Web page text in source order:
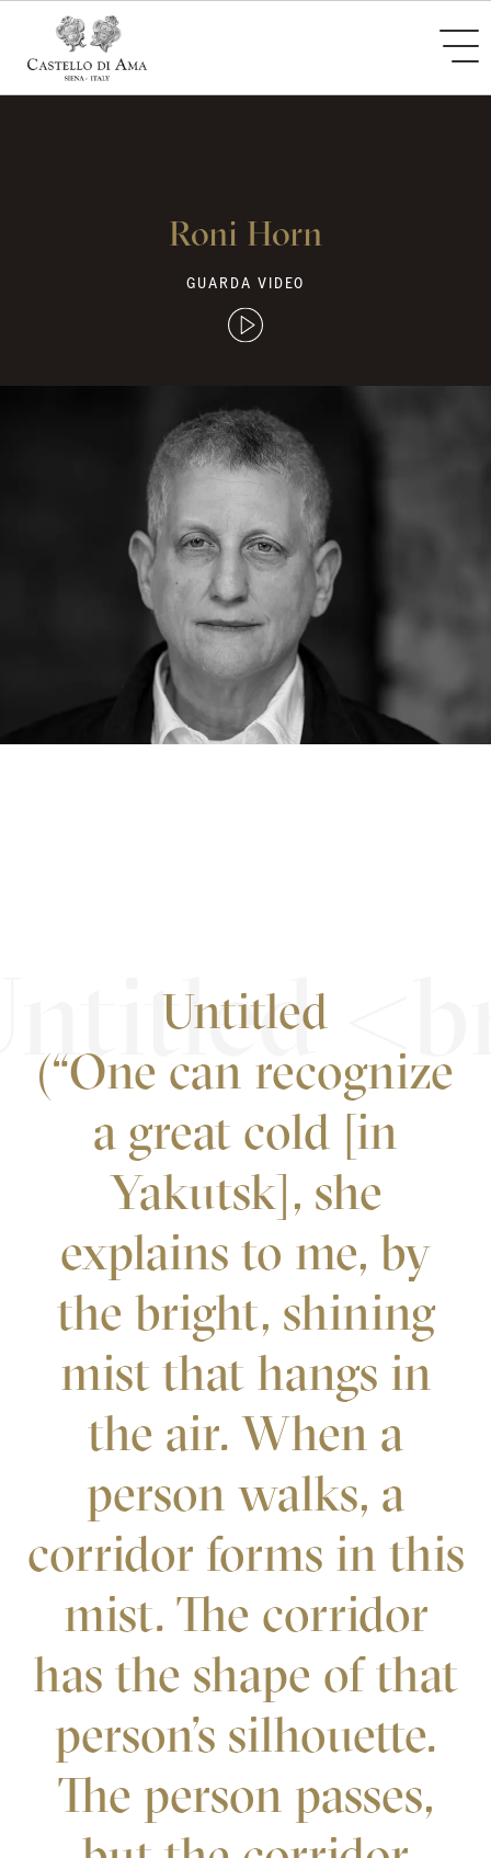
Roni Horn
GUARDA VIDEO
Untitled
(“One can recognize
a great cold [in
Yakutsk], she
explains to me, by
the bright, shining
mist that hangs in
the air. When a
person walks, a
corridor forms in this
mist. The corridor
has the shape of that
person’s silhouette.
The person passes,